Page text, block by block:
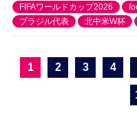
FIFAワールドカップ2026
ブラジル代表
北中米W杯
1 2 3 4